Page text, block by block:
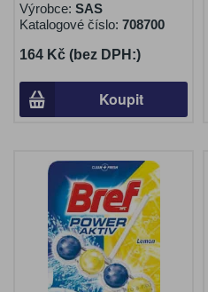
Výrobce: SAS
Katalogové číslo: 708700
164 Kč (bez DPH:)
Koupit